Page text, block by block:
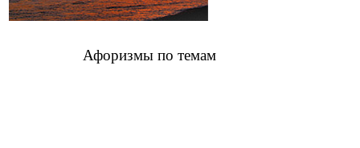
Афоризмы по темам